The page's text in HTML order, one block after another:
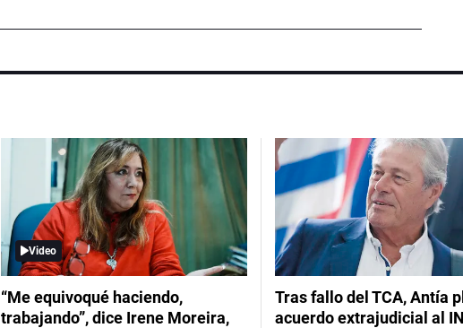
Video
“Me equivoqué haciendo,
trabajando”, dice Irene Moreira,
Tras fallo del TCA, Antía
acuerdo extrajudicial al